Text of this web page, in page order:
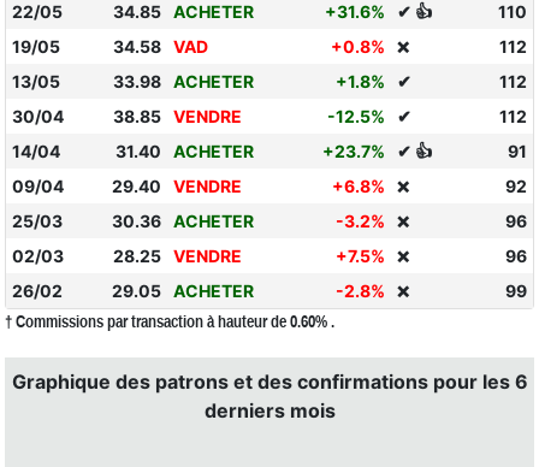
22/05
34.85 ACHETER +31.6% ✔ 👍
110
19/05
34.58 VAD +0.8% ❌
112
13/05
33.98 ACHETER +1.8% ✔
112
30/04
38.85 VENDRE -12.5% ✔
112
14/04
31.40 ACHETER +23.7% ✔ 👍
91
09/04
29.40 VENDRE +6.8% ❌
92
25/03
30.36 ACHETER -3.2% ❌
96
02/03
28.25 VENDRE +7.5% ❌
96
26/02
29.05 ACHETER -2.8% ❌ 99
† Commissions par transaction à hauteur de 0.60% .
Graphique des patrons et des confirmations pour les 6
derniers mois